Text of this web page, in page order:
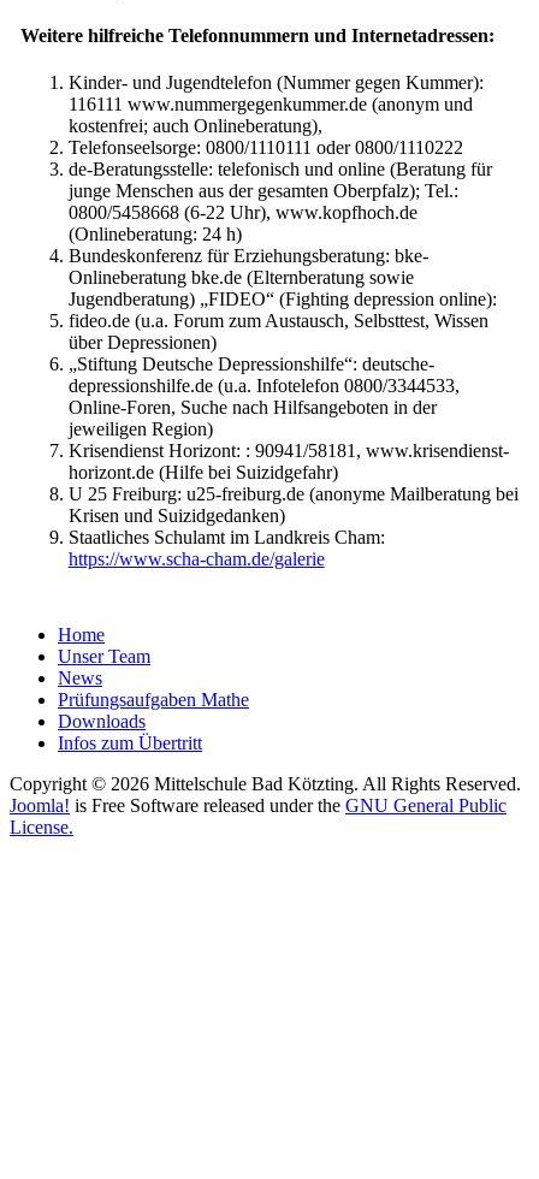
Weitere hilfreiche Telefonnummern und Internetadressen:
Kinder- und Jugendtelefon (Nummer gegen Kummer):
116111 www.nummergegenkummer.de (anonym und
kostenfrei; auch Onlineberatung),
Telefonseelsorge: 0800/1110111 oder 0800/1110222
de-Beratungsstelle: telefonisch und online (Beratung für
junge Menschen aus der gesamten Oberpfalz); Tel.:
0800/5458668 (6-22 Uhr), www.kopfhoch.de
(Onlineberatung: 24 h)
Bundeskonferenz für Erziehungsberatung: bke-
Onlineberatung bke.de (Elternberatung sowie
Jugendberatung) „FIDEO“ (Fighting depression online):
fideo.de (u.a. Forum zum Austausch, Selbsttest, Wissen
über Depressionen)
„Stiftung Deutsche Depressionshilfe“: deutsche-
depressionshilfe.de (u.a. Infotelefon 0800/3344533,
Online-Foren, Suche nach Hilfsangeboten in der
jeweiligen Region)
Krisendienst Horizont: : 90941/58181, www.krisendienst-
horizont.de (Hilfe bei Suizidgefahr)
U 25 Freiburg: u25-freiburg.de (anonyme Mailberatung bei
Krisen und Suizidgedanken)
Staatliches Schulamt im Landkreis Cham:
https://www.scha-cham.de/galerie
Home
Unser Team
News
Prüfungsaufgaben Mathe
Downloads
Infos zum Übertritt
Copyright © 2026 Mittelschule Bad Kötzting. All Rights Reserved.
Joomla! is Free Software released under the GNU General Public
License.